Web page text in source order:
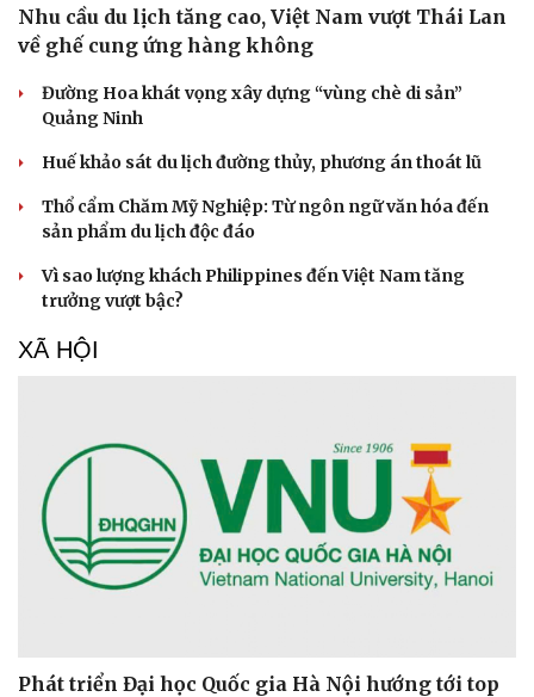
Văn học
Âm nhạc
Di sản
Thời trang
Nhu cầu du lịch tăng cao, Việt Nam vượt Thái Lan
về ghế cung ứng hàng không
Đường Hoa khát vọng xây dựng “vùng chè di sản”
Quảng Ninh
Huế khảo sát du lịch đường thủy, phương án thoát lũ
Thổ cẩm Chăm Mỹ Nghiệp: Từ ngôn ngữ văn hóa đến
sản phẩm du lịch độc đáo
Vì sao lượng khách Philippines đến Việt Nam tăng
trưởng vượt bậc?
XÃ HỘI
Phát triển Đại học Quốc gia Hà Nội hướng tới top